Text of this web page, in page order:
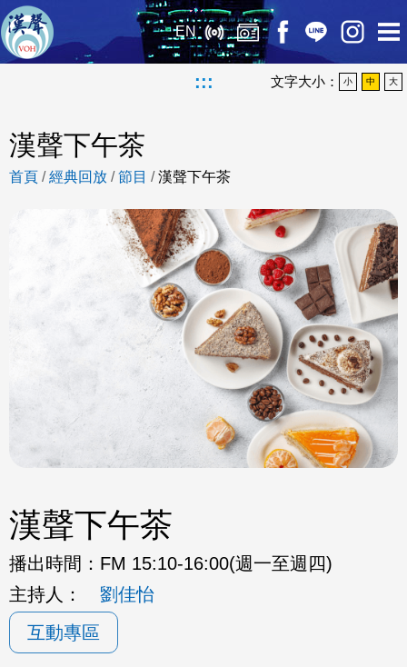
EN
::: 文字大小： 小 中 大
漢聲下午茶
首頁 /經典回放 /節目 /漢聲下午茶
漢聲下午茶
播出時間： FM 15:10-16:00(週一至週四)
主持人：
劉佳怡
互動專區